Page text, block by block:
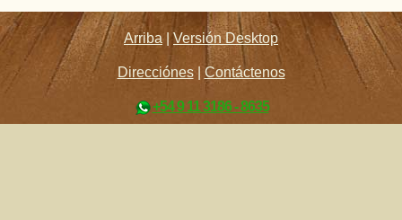
Arriba |Versión Desktop
Direcciónes| Contáctenos
+54 9 11 3186 - 8635